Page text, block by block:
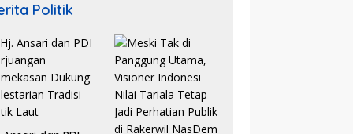
Politik